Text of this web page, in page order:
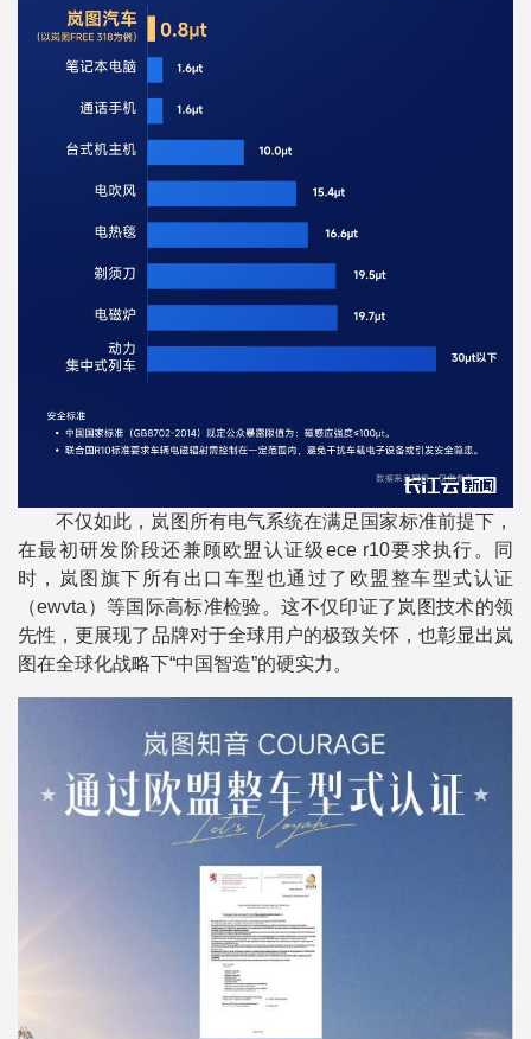
不仅如此，岚图所有电气系统在满足国家标准前提下，
在最初研发阶段还兼顾欧盟认证级ece r10要求执行。同
时，岚图旗下所有出口车型也通过了欧盟整车型式认证
（ewvta）等国际高标准检验。这不仅印证了岚图技术的领
先性，更展现了品牌对于全球用户的极致关怀，也彰显出岚
图在全球化战略下“中国智造”的硬实力。